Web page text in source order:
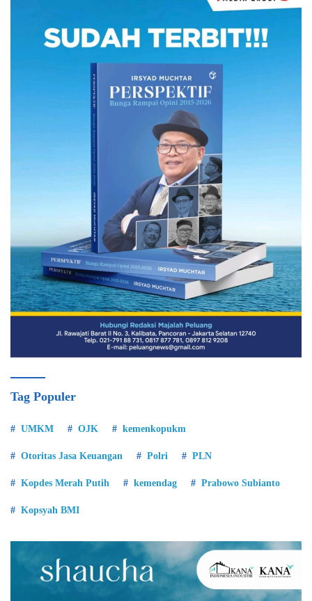
Tag Populer
UMKM OJK kemenkopukm
Otoritas Jasa Keuangan Polri PLN
Kopdes Merah Putih kemendag Prabowo Subianto
Kopsyah BMI